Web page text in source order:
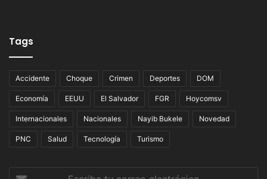
Tags
Accidente Choque Crimen Deportes DOM
Economía EEUU El Salvador FGR Hoycomsv
Internacionales Nacionales Nayib Bukele Novedad
PNC Salud Tecnología Turismo